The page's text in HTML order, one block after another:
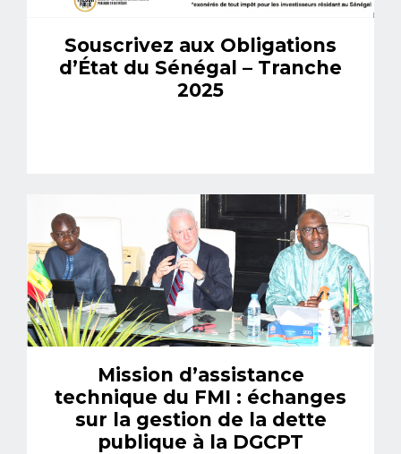
Souscrivez aux Obligations
d’État du Sénégal – Tranche
2025
Mission d’assistance
technique du FMI : échanges
sur la gestion de la dette
publique à la DGCPT